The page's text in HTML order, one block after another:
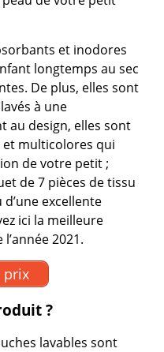
et inodores
longtemps au sec
De plus, elles sont
à une
au design, elles sont
multicolores qui
de votre petit ;
de 7 pièces de tissu
excellente
ici la meilleure
2021.
prix
?
lavables sont